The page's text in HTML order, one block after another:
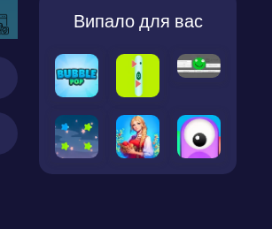
Випало для вас